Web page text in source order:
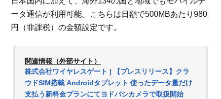
ータ通信が利用可能。こちらは日額で500MBあたり980
円（非課税）の金額設定です。
関連情報（外部サイト）
株式会社ワイヤレスゲート | 【プレスリリース】クラ
ウドSIM搭載 Androidタブレット 使ったデータ量だけ
支払う新料金プランにてヨドバシカメラで取扱開始